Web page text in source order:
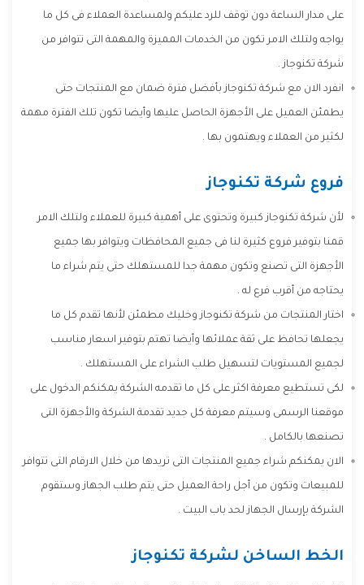
على مدار الساعة دون توقف للرد عليكم ولمساعدة العملاء فى كل ما
يواجه ولتلك الامر تكون من الخدمات المميزة والمهمة التى تتوافر من
شركة تكنوجاز .
انفرد الان مع شركة تكنوجاز بأفضل فترة ضمان مع المنتجات حتى
يطمئن العميل على الأجهزة الحاصل عليها وأيضا تكون تلك الفترة مهمة
لكثير من العملاء ويهتمون بها .
فروع شركة تكنوجاز
لأن شركة تكنوجاز كبيرة وتحتوى على أهمية كبيرة للعملاء ولتلك الامر
قمنا بتوفير فروع كثيرة لنا فى جميع المحافظات ويتوافر بها جميع
الأجهزة التى تصنع وتكون مهمة جدا للمستهلك حتى يتم شراء ما
يحتاجه من أقرب فرع له .
اختار المنتجات من شركة تكنوجاز وخليك مطمئن لأنها تقدم كل ما
يجعلها تحافظ على ثقة عملائها وأيضا تهتم بتوفير اسعار مناسب
لجميع المستويات لتسهيل طلب الشراء على المستهلك .
لكى تستطيع معرفة اكثر على كل ما تقدمه الشركة يمكنكم الدخول على
موقعنا الرسمى وسيتم معرفة كل جديد تقدمة الشركة والأجهزة التى
تصنعها بالكامل .
الان يمكنكم شراء جميع المنتجات التى تريدها من خلال الارقام التى تتوافر
للمبيعات وتكون من أجل راحة العميل حتى يتم طلب الجهاز وستقوم
الشركة بإرسال الجهاز لحد باب البيت .
الخط الساخن لشركة تكنوجاز